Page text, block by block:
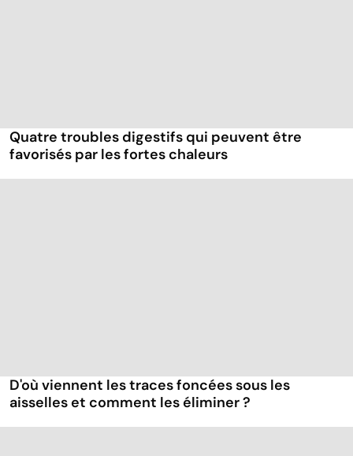
Quatre troubles digestifs qui peuvent être
favorisés par les fortes chaleurs
D'où viennent les traces foncées sous les
aisselles et comment les éliminer ?